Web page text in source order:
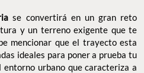
se convertirá en un gran reto
y un terreno exigente que te
mencionar que el trayecto esta
ideales para poner a prueba tu
entorno urbano que caracteriza a